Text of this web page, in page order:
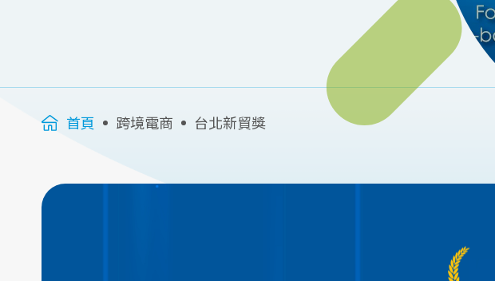
首頁 跨境電商 台北新貿獎